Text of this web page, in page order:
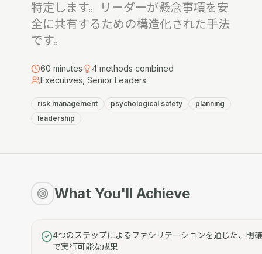
特定します。リーダーが懸念事項を安
全に共有するための構造化された手法
です。
60 minutes 4 methods combined
Executives, Senior Leaders
risk management psychological safety
planning
leadership
What You'll Achieve
4つのステップによるファシリテーションを通じた、明確
で実行可能な成果